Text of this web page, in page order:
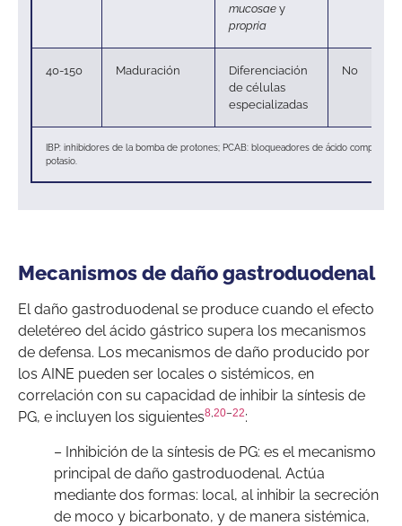
mucosae y
propria
40-150 Maduración
Diferenciación
de células
especializadas
No
IBP: inhibidores de la bomba de protones; PCAB: bloqueadores de ácido
potasio.
Mecanismos de daño gastroduodenal
El daño gastroduodenal se produce cuando el efecto
deletéreo del ácido gástrico supera los mecanismos
de defensa. Los mecanismos de daño producido por
los AINE pueden ser locales o sistémicos, en
correlación con su capacidad de inhibir la síntesis de
PG, e incluyen los siguientes8,20–22:
– Inhibición de la síntesis de PG: es el mecanismo
principal de daño gastroduodenal. Actúa
mediante dos formas: local, al inhibir la secreción
de moco y bicarbonato, y de manera sistémica,